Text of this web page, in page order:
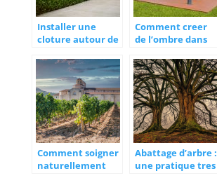
Installer une
cloture autour de
vous dit tout !
Comment creer
de l’ombre dans
Comment soigner
naturellement
Abattage d’arbre :
une pratique tres